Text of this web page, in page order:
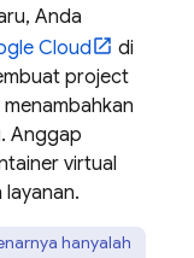
Anda
Cloud
di
project
Anggap
virtual
hanyalah